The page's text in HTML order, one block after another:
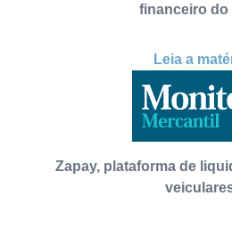
financeiro do
Leia a
Zapay, plataforma de